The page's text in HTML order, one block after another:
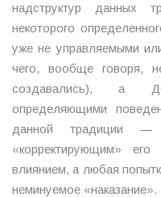
надструктур данных
некоторого
уже не управляемыми
чего, вообще говоря,
создавались), а
определяющими
данной традиции —
«корректирующим»
влиянием, а любая
неминуемое «наказание».